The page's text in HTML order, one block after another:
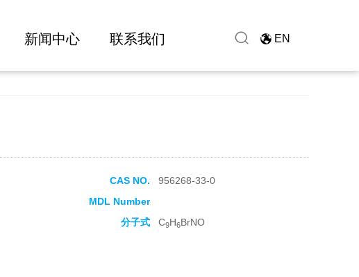
新闻中心 联系我们 EN
CAS NO.
956268-33-0
MDL Number
分子式 C9H6BrNO